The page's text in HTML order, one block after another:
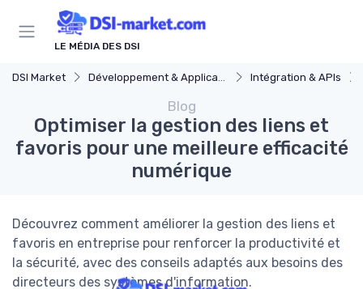
LE MÉDIA DES DSI
DSI Market Développement & Applications Intégration & APIs
Blog
Optimiser la gestion des liens et
favoris pour une meilleure efficacité
numérique
Découvrez comment améliorer la gestion des liens et
favoris en entreprise pour renforcer la productivité et
la sécurité, avec des conseils adaptés aux besoins des
directeurs des systèmes d'information.
Panneau de gestion des cookies